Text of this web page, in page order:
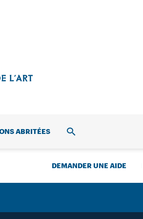
ABRITÉES RECHERCHE
DEMANDER UNE AIDE